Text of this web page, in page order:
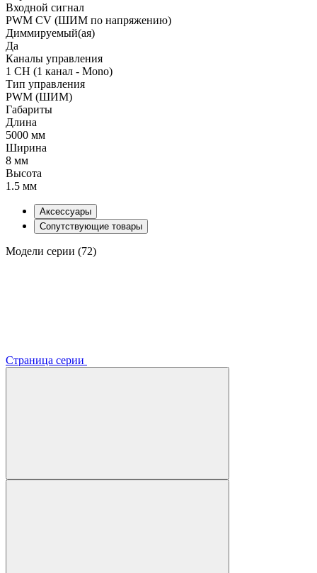
Входной сигнал
PWM СV (ШИМ по напряжению)
Диммируемый(ая)
Да
Каналы управления
1 CH (1 канал - Mono)
Тип управления
PWM (ШИМ)
Габариты
Длина
5000 мм
Ширина
8 мм
Высота
1.5 мм
Аксессуары
Сопутствующие товары
Модели серии (72)
Страница серии